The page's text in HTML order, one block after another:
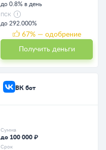
до 0.8% в день
ПСК
до 292.000%
67% — одобрение
Получить деньги
ВК бот
Сумма
до 100 000 ₽
Срок